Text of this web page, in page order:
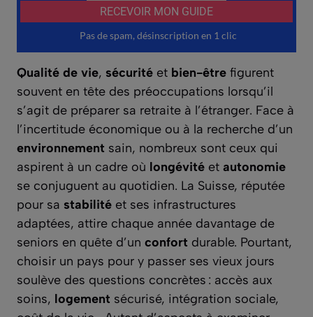
Qualité de vie, sécurité et bien-être figurent
souvent en tête des préoccupations lorsqu’il
s’agit de préparer sa retraite à l’étranger. Face à
l’incertitude économique ou à la recherche d’un
environnement sain, nombreux sont ceux qui
aspirent à un cadre où longévité et autonomie
se conjuguent au quotidien. La Suisse, réputée
pour sa stabilité et ses infrastructures
adaptées, attire chaque année davantage de
seniors en quête d’un confort durable. Pourtant,
choisir un pays pour y passer ses vieux jours
soulève des questions concrètes : accès aux
soins, logement sécurisé, intégration sociale,